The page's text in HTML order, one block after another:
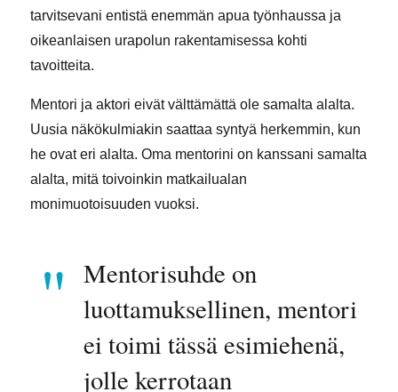
tarvitsevani entistä enemmän apua työnhaussa ja
oikeanlaisen urapolun rakentamisessa kohti
tavoitteita.
Mentori ja aktori eivät välttämättä ole samalta alalta.
Uusia näkökulmiakin saattaa syntyä herkemmin, kun
he ovat eri alalta. Oma mentorini on kanssani samalta
alalta, mitä toivoinkin matkailualan
monimuotoisuuden vuoksi.
Mentorisuhde on
luottamuksellinen, mentori
ei toimi tässä esimiehenä,
jolle kerrotaan